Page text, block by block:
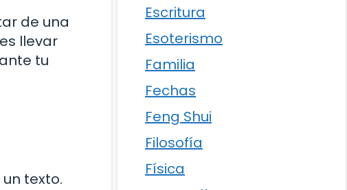
de una
llevar
tu
texto.
Escritura
Esoterismo
Familia
Fechas
Feng Shui
Filosofía
Física